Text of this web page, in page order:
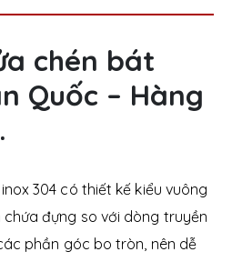
chén bát
Quốc – Hàng
304 có thiết kế kiểu vuông
đựng so với dòng truyền
phần góc bo tròn, nên dễ